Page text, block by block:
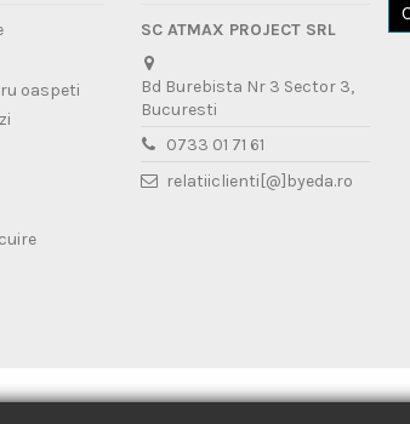
oaspeti
SC ATMAX PROJECT SRL
Bd Burebista Nr 3 Sector 3,
Bucuresti
0733 01 71 61
relatiiclienti[@]byeda.ro